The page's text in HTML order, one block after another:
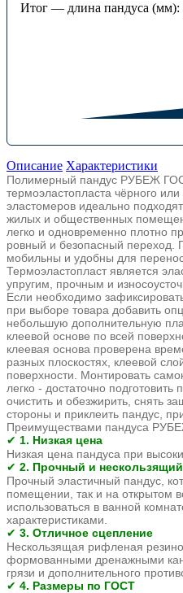
Итог — длина пандуса (мм):
Описание Характеристики
Полимерный пандус РУБЕЖ
термоэластопласта чёрного
эластомеров идеально
жилых и общественных
легко и одновременно плотно
ровный и безопасный
мобильны и удобны для
Термоэластопласт является
упругим, прочным и
Если необходимо
при выборе товара добавить
небольшую дополнительную
клеевой основе по всей
клеевая основа проверена
разных плоскостях, клеевой
поверхности. Монтировать
легко - достаточно
очистить и обезжирить, снять
стороны и приклеить пандус,
Преимуществами пандуса
✔ 1. Низкая цена
Низкая цена пандуса при
✔ 2. Прочный и нескользящий
Прочный эластичный пандус,
помещении, так и на открытом
использоваться в ванной
характеристиками.
✔ 3. Отличное сцепление
Нескользящая рифленая
формованными дренажными
грязи и дополнительного
✔ 4. Размеры по ГОСТ